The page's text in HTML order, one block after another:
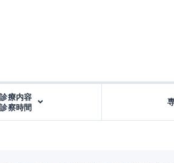
診療内容
診察時間